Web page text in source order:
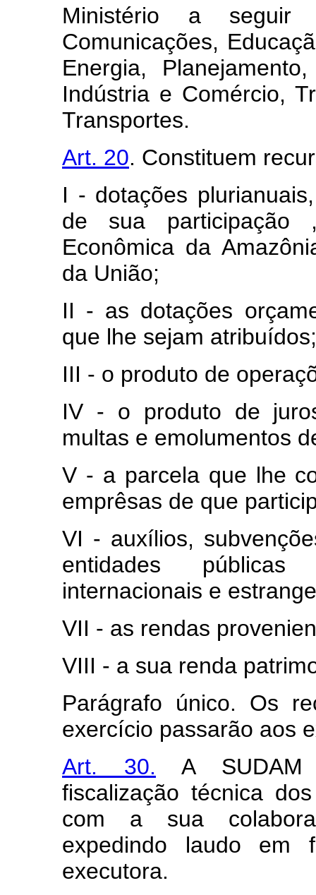
Ministério a seguir
Comunicações,
Energia,
Indústria e Comércio,
Transportes.
Art. 20. Constituem
I - dotações
de sua participação
Econômica da
da União;
II - as dotações
que lhe sejam atribuídos;
III - o produto de
IV - o produto de
multas e emolumentos
V - a parcela que lhe
emprêsas de que
VI - auxílios,
entidades
internacionais e
VII - as rendas
VIII - a sua renda
Parágrafo único. Os
exercício passarão aos
Art. 30. A SUDAM
fiscalização técnica
com a sua
expedindo laudo em
executora.